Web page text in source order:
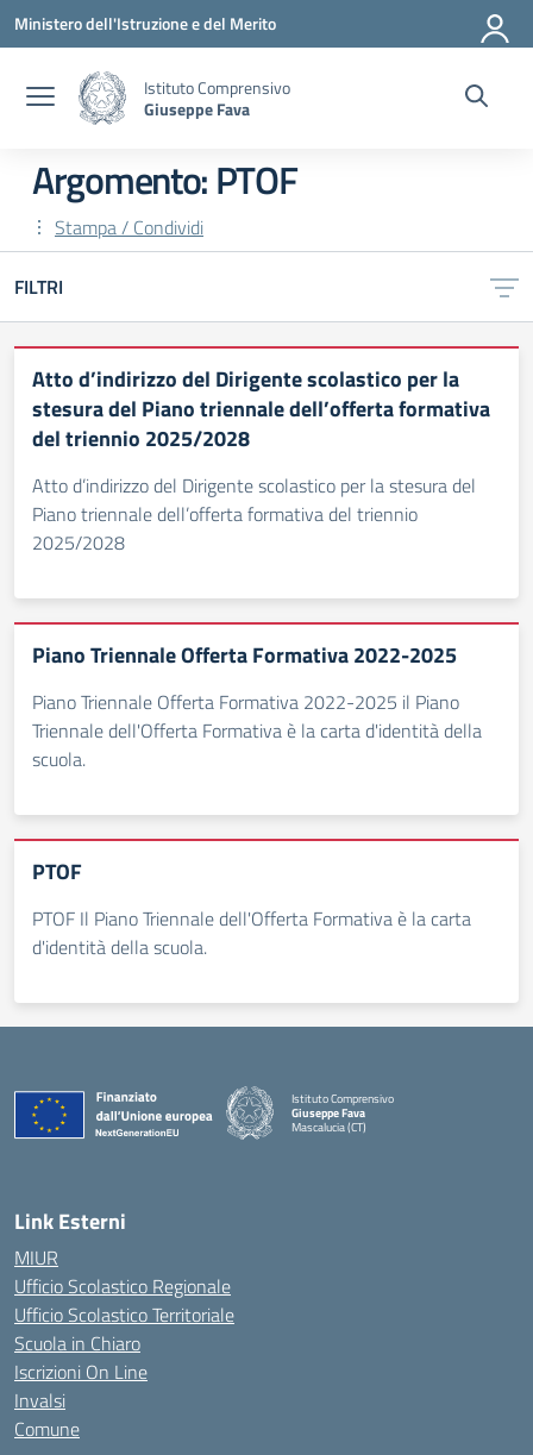
Vai ai contenuti
Vai al menu di navigazione
Vai al footer
Ministero dell'Istruzione e del Merito
Istituto Comprensivo
Giuseppe Fava
Argomento: PTOF
Stampa / Condividi
FILTRI
Atto d’indirizzo del Dirigente scolastico per la
stesura del Piano triennale dell’offerta formativa
del triennio 2025/2028
Atto d’indirizzo del Dirigente scolastico per la stesura del
Piano triennale dell’offerta formativa del triennio
2025/2028
Piano Triennale Offerta Formativa 2022-2025
Piano Triennale Offerta Formativa 2022-2025 il Piano
Triennale dell'Offerta Formativa è la carta d'identità della
scuola.
PTOF
PTOF Il Piano Triennale dell'Offerta Formativa è la carta
d'identità della scuola.
Istituto Comprensivo
Giuseppe Fava
Mascalucia (CT)
Link Esterni
MIUR
Ufficio Scolastico Regionale
Ufficio Scolastico Territoriale
Scuola in Chiaro
Iscrizioni On Line
Invalsi
Comune